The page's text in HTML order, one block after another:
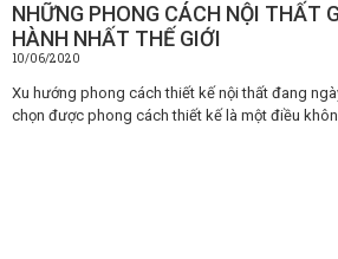
NHỮNG PHONG CÁCH NỘI THẤT
HÀNH NHẤT THẾ GIỚI
10/06/2020
Xu hướng phong cách thiết kế nội thất đang
chọn được phong cách thiết kế là một điều